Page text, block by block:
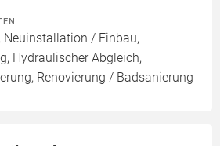
Neuinstallation / Einbau,
Hydraulischer Abgleich,
Renovierung / Badsanierung